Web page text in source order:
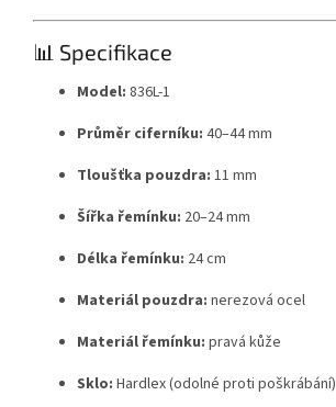
📊 Specifikace
Model: 836L-1
Průměr ciferníku: 40–44 mm
Tloušťka pouzdra: 11 mm
Šířka řemínku: 20–24 mm
Délka řemínku: 24 cm
Materiál pouzdra: nerezová ocel
Materiál řemínku: pravá kůže
Sklo: Hardlex (odolné proti poškrábání)